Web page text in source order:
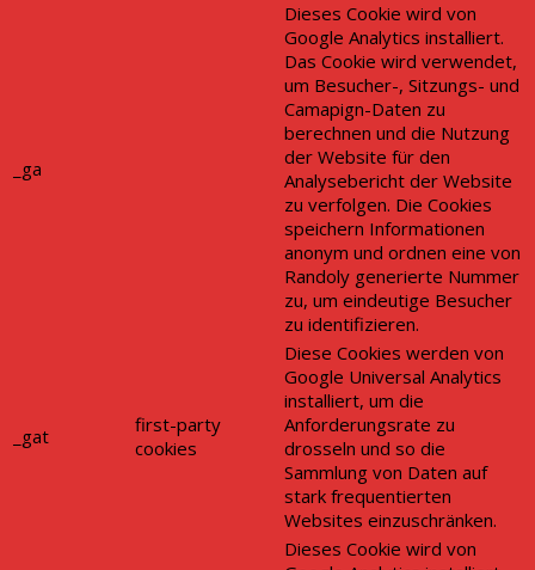
_ga
Dieses Cookie wird von
Google Analytics installiert.
Das Cookie wird verwendet,
um Besucher-, Sitzungs- und
Camapign-Daten zu
berechnen und die Nutzung
der Website für den
Analysebericht der Website
zu verfolgen. Die Cookies
speichern Informationen
anonym und ordnen eine von
Randoly generierte Nummer
zu, um eindeutige Besucher
zu identifizieren.
_gat
first-party
cookies
Diese Cookies werden von
Google Universal Analytics
installiert, um die
Anforderungsrate zu
drosseln und so die
Sammlung von Daten auf
stark frequentierten
Websites einzuschränken.
Dieses Cookie wird von